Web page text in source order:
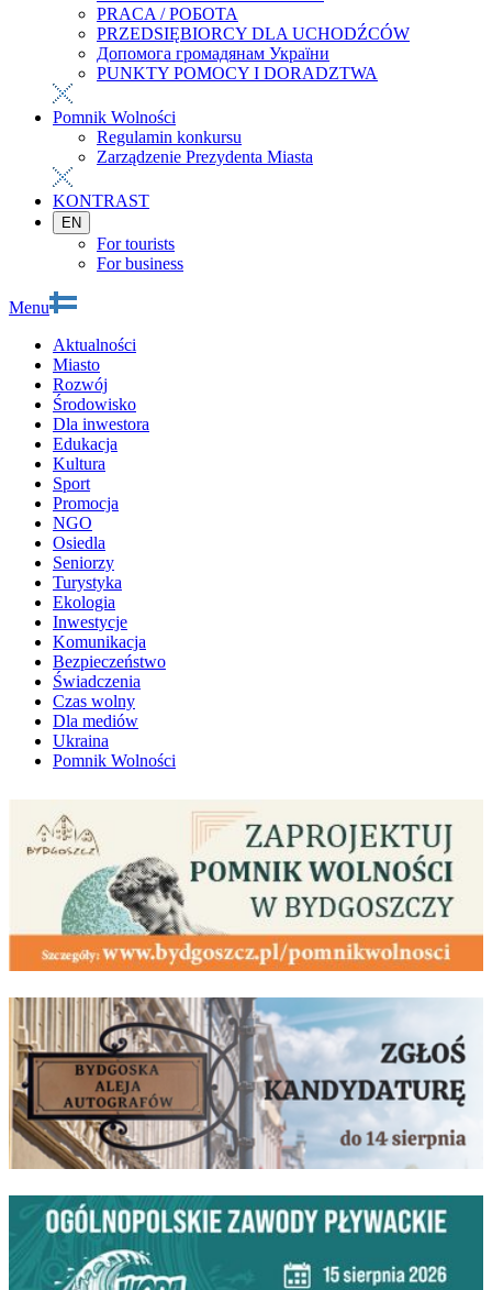
PRACA / РОБОТА
PRZEDSIĘBIORCY DLA UCHODŹCÓW
Допомога громадянам України
PUNKTY POMOCY I DORADZTWA
Pomnik Wolności
Regulamin konkursu
Zarządzenie Prezydenta Miasta
KONTRAST
EN
For tourists
For business
Menu
Aktualności
Miasto
Rozwój
Środowisko
Dla inwestora
Edukacja
Kultura
Sport
Promocja
NGO
Osiedla
Seniorzy
Turystyka
Ekologia
Inwestycje
Komunikacja
Bezpieczeństwo
Świadczenia
Czas wolny
Dla mediów
Ukraina
Pomnik Wolności